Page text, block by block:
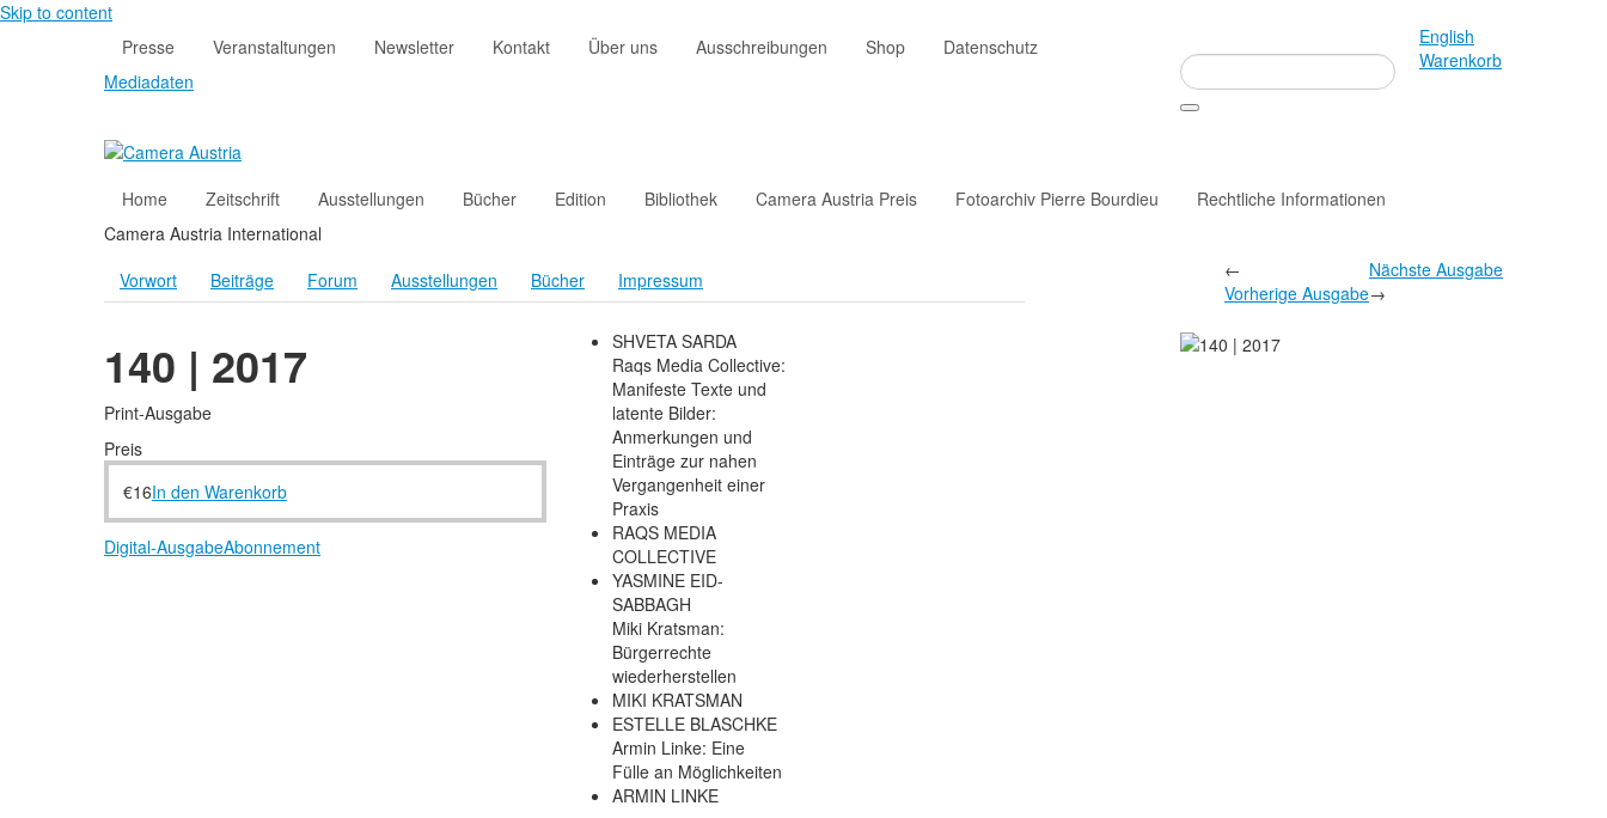
Skip to content
Presse
Veranstaltungen Newsletter Kontakt Über uns Ausschreibungen Shop
Datenschutz
Mediadaten
English
Warenkorb
Home Zeitschrift Ausstellungen Bücher Edition Bibliothek Camera Austria Preis Fotoarchiv Pierre Bourdieu
Rechtliche Informationen
Camera Austria International
Vorwort
Beiträge Forum Ausstellungen Bücher Impressum
←
Vorherige Ausgabe
Nächste Ausgabe
→
140 | 2017
Print-Ausgabe
Preis
€16In den Warenkorb
Digital-AusgabeAbonnement
SHVETA SARDA
Raqs Media Collective:
Manifeste Texte und
latente Bilder:
Anmerkungen und
Einträge zur nahen
Vergangenheit einer
Praxis
RAQS MEDIA
COLLECTIVE
YASMINE EID-
SABBAGH
Miki Kratsman:
Bürgerrechte
wiederherstellen
MIKI KRATSMAN
ESTELLE BLASCHKE
Armin Linke: Eine
Fülle an Möglichkeiten
ARMIN LINKE